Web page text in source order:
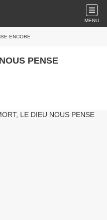
MENU
ENCORE
PENSE